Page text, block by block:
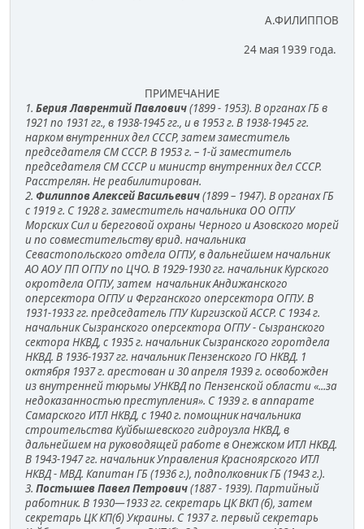
А.ФИЛИППОВ
24 мая 1939 года.
ПРИМЕЧАНИЕ
1. Берия Лаврентий Павлович(1899 - 1953). В органах ГБ в
1921 по 1931 гг., в 1938-1945 гг., и в 1953 г. В 1938-1945 гг.
нарком внутренних дел СССР, затем заместитель
председателя СМ СССР. В 1953 г. – 1-й заместитель
председателя СМ СССР и министр внутренних дел СССР.
Расстрелян. Не реабилитирован.
2. Филиппов Алексей Васильевич(1899 – 1947). В органах ГБ
с 1919 г. С 1928 г. заместитель начальника ОО ОГПУ
Морских Сил и береговой охраны Черного и Азовского морей
и по совместительству врид. начальника
Севастопольского отдела ОГПУ, в дальнейшем начальник
АО АОУ ПП ОГПУ по ЦЧО. В 1929-1930 гг. начальник Курского
окротдела ОГПУ, затем начальник Андижанского
оперсектора ОГПУ и Ферганского оперсектора ОГПУ. В
1931-1933 гг. председатель ГПУ Киргизской АССР. С 1934 г.
начальник Сызранского оперсектора ОГПУ - Сызранского
сектора НКВД, с 1935 г. начальник Сызранского горотдела
НКВД. В 1936-1937 гг. начальник Пензенского ГО НКВД. 1
октября 1937 г. арестован и 30 апреля 1939 г. освобожден
из внутренней тюрьмы УНКВД по Пензенской области «...за
недоказанностью преступления». С 1939 г. в аппарате
Самарского ИТЛ НКВД, с 1940 г. помощник начальника
строительства Куйбышевского гидроузла НКВД, в
дальнейшем на руководящей работе в Онежском ИТЛ НКВД.
В 1943-1947 гг. начальник Управления Красноярского ИТЛ
НКВД - МВД. Капитан ГБ (1936 г.), подполковник ГБ (1943 г.).
3. Постышев Павел Петрович(1887 - 1939). Партийный
работник. В 1930—1933 гг. секретарь ЦК ВКП (б), затем
секретарь ЦК КП(б) Украины. С 1937 г. первый секретарь